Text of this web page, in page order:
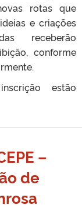
rotas que
e criações
receberão
conforme
estão
–
de